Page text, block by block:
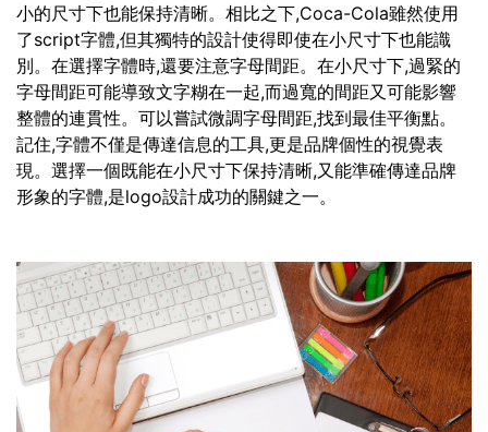
小的尺寸下也能保持清晰。相比之下,Coca-Cola雖然使用
了script字體,但其獨特的設計使得即使在小尺寸下也能識
別。在選擇字體時,還要注意字母間距。在小尺寸下,過緊的
字母間距可能導致文字糊在一起,而過寬的間距又可能影響
整體的連貫性。可以嘗試微調字母間距,找到最佳平衡點。
記住,字體不僅是傳達信息的工具,更是品牌個性的視覺表
現。選擇一個既能在小尺寸下保持清晰,又能準確傳達品牌
形象的字體,是logo設計成功的關鍵之一。